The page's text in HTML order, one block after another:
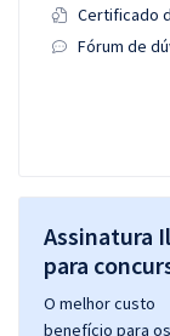
Certificado
Fórum de
Assinatura
para
O melhor custo
benefício para